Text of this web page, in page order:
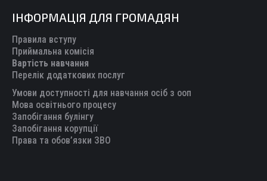
opens
in
new
window
opens
in
new
window
opens
in
new
window
opens
in
new
window
opens
new
ІНФОРМАЦІЯ ДЛЯ ГРОМАДЯН
Правила вступу
Приймальна комісія
Вартість навчання
Перелік додаткових послуг
Умови доступності для навчання осіб з ооп
Мова освітнього процесу
Запобігання булінгу
Запобігання корупції
Права та обов’язки ЗВО